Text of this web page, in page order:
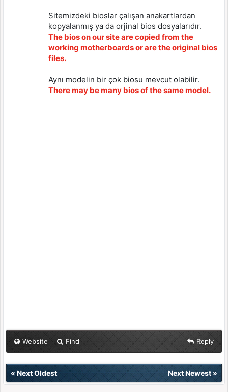
Sitemizdeki bioslar çalışan anakartlardan
kopyalanmış ya da orjinal bios dosyalarıdır.
The bios on our site are copied from the
working motherboards or are the original bios
files.
Aynı modelin bir çok biosu mevcut olabilir.
There may be many bios of the same model.
Website Find Reply
« Next Oldest Next Newest»